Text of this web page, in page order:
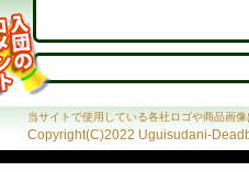
当サイトで使用している各社ロゴや商品画
Copyright(C)2022 Uguisudani-